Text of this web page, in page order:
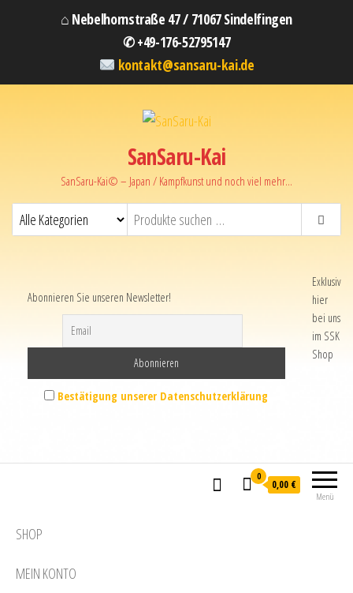
⌂ Nebelhornstraße 47 / 71067 Sindelfingen
✆ +49-176-52795147
kontakt@sansaru-kai.de
SanSaru-Kai
SanSaru-Kai© – Japan / Kampfkunst und noch viel mehr…
Exklusiv
hier
bei uns
im SSK
Shop
Abonnieren Sie unseren Newsletter!
Bestätigung unserer Datenschutzerklärung
Menü
0
0,00 €
SHOP
MEIN KONTO